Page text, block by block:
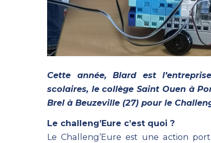
Cette année, Blard est
scolaires, le collège Saint Ouen à
Brel à Beuzeville (27) pour le
Le challeng’Eure c’est quoi ?
Le Challeng’Eure est une action